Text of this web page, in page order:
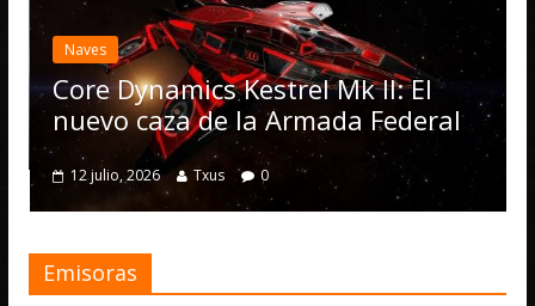
Mk II: El
Armada Federal
Elite Dangerous
actualización 4.4.0:
Operations, el
numerosas mejoras
4 julio, 2026
Emisoras